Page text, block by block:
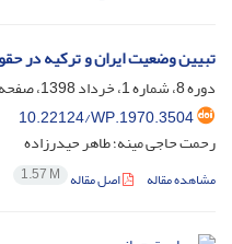
تبیین وضعیت ایران و ترکیه در
دوره 8، شماره 1، خرداد 1398، صفحه
10.22124/WP.1970.3504
رحمت حاجی مینه؛ طاهر حیدرزاده
مشاهده مقاله اصل مقاله 1.57 M